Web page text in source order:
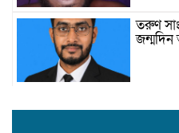
তরুণ